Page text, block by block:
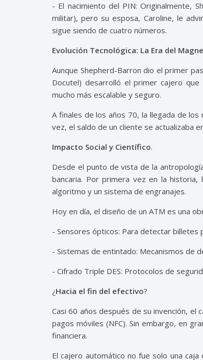
- El nacimiento del PIN: Originalmente,
militar), pero su esposa, Caroline, le
sigue siendo de cuatro números.
Evolución Tecnológica: La Era del
Aunque Shepherd-Barron dio el primer
Docutel) desarrolló el primer cajero
mucho más escalable y seguro.
A finales de los años 70, la llegada de
vez, el saldo de un cliente se actualizaba
Impacto Social y Científico.
Desde el punto de vista de la
bancaria. Por primera vez en la
algoritmo y un sistema de engranajes.
Hoy en día, el diseño de un ATM es una
- Sensores ópticos: Para detectar billetes
- Sistemas de entintado: Mecanismos de
- Cifrado Triple DES: Protocolos de
¿Hacia el fin del efectivo?
Casi 60 años después de su invención,
pagos móviles (NFC). Sin embargo, en
financiera.
El cajero automático no fue solo una